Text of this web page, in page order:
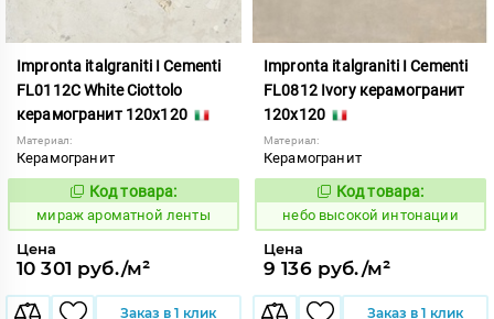
Impronta italgraniti I Cementi
FL0112C White Ciottolo
керамогранит 120x120
Материал:
Керамогранит
984668
Код товара:
мираж ароматной ленты
Цена
10 301 руб./м²
Заказ в 1 клик
Impronta italgraniti I Cementi
FL0812 Ivory керамогранит
120x120
Материал:
Керамогранит
1111408
Код товара:
небо высокой интонации
Цена
9 136 руб./м²
Заказ в 1 клик